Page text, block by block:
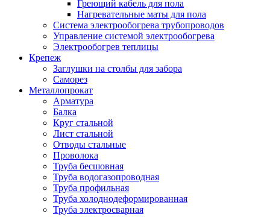
Греющий кабель для пола
Нагревательные маты для пола
Система электрообогрева трубопроводов
Управление системой электрообогрева
Электрообогрев теплицы
Крепеж
Заглушки на столбы для забора
Саморез
Металлопрокат
Арматура
Балка
Круг стальной
Лист стальной
Отводы стальные
Проволока
Труба бесшовная
Труба водогазопроводная
Труба профильная
Труба холоднодеформированная
Труба электросварная